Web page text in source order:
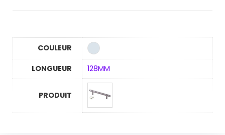
COULEUR
LONGUEUR 128MM
PRODUIT